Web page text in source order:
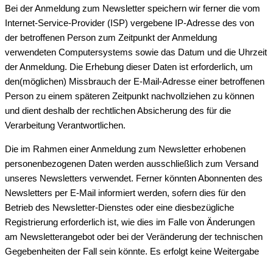
Bei der Anmeldung zum Newsletter speichern wir ferner die vom
Internet-Service-Provider (ISP) vergebene IP-Adresse des von
der betroffenen Person zum Zeitpunkt der Anmeldung
verwendeten Computersystems sowie das Datum und die Uhrzeit
der Anmeldung. Die Erhebung dieser Daten ist erforderlich, um
den(möglichen) Missbrauch der E-Mail-Adresse einer betroffenen
Person zu einem späteren Zeitpunkt nachvollziehen zu können
und dient deshalb der rechtlichen Absicherung des für die
Verarbeitung Verantwortlichen.
Die im Rahmen einer Anmeldung zum Newsletter erhobenen
personenbezogenen Daten werden ausschließlich zum Versand
unseres Newsletters verwendet. Ferner könnten Abonnenten des
Newsletters per E-Mail informiert werden, sofern dies für den
Betrieb des Newsletter-Dienstes oder eine diesbezügliche
Registrierung erforderlich ist, wie dies im Falle von Änderungen
am Newsletterangebot oder bei der Veränderung der technischen
Gegebenheiten der Fall sein könnte. Es erfolgt keine Weitergabe